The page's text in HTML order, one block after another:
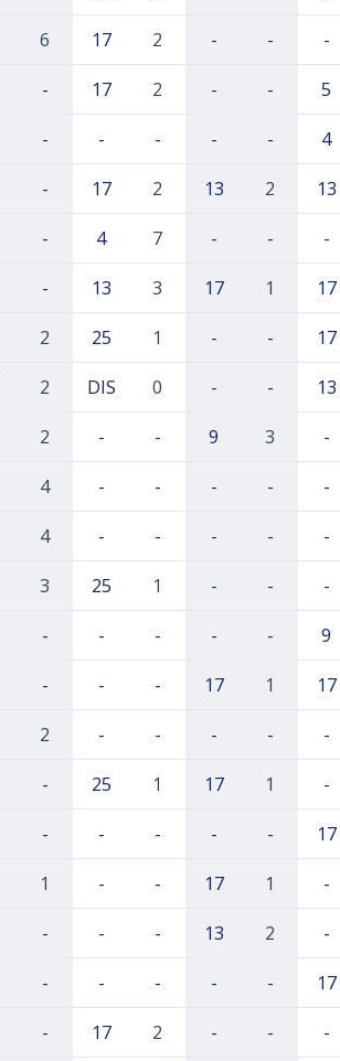
6 17 2 - - -
- 17 2 - - 5
- - - - - 4
- 17 2 13 2 13
- 4 7 - - -
- 13 3 17 1 17
2 25 1 - - 17
2 DIS 0 - - 13
2 - - 9 3 -
4 - - - - -
4 - - - - -
3 25 1 - - -
- - - - - 9
- - - 17 1 17
2 - - - - -
- 25 1 17 1 -
- - - - - 17
1 - - 17 1 -
- - - 13 2 -
- - - - - 17
- 17 2 - - -